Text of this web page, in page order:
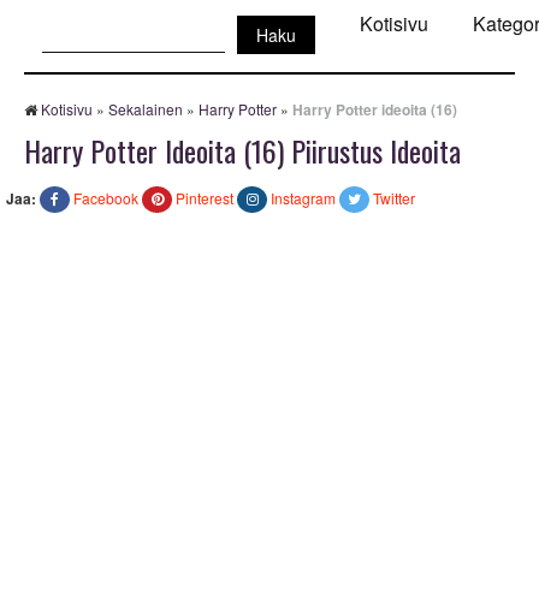
Kotisivu
Kotisivu » Sekalainen » Harry Potter » Harry Potter ideoita (16)
Harry Potter Ideoita (16) Piirustus Ideoita
Jaa: Facebook Pinterest Instagram Twitter